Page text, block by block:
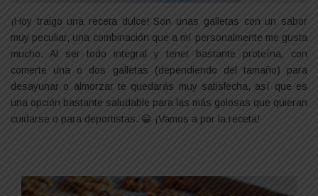
¡Hoy traigo una receta dulce! Son unas galletas con un sabor
muy peculiar, una combinación que a mí personalmente me gusta
mucho. Al ser todo integral y tener bastante proteína, con
comerte una o dos galletas (dependiendo del tamaño) para
desayunar o almorzar te quedarás muy satisfecha, así que es
una opción bastante saludable para las más golosas que quieran
cuidarse o para deportistas. 😀 ¡Vamos a por la receta!